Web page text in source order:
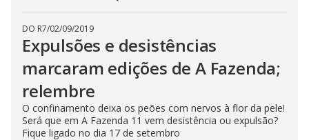
DO R7/02/09/2019
Expulsões e desistências
marcaram edições de A Fazenda;
relembre
O confinamento deixa os peões com nervos à flor da pele!
Será que em A Fazenda 11 vem desistência ou expulsão?
Fique ligado no dia 17 de setembro